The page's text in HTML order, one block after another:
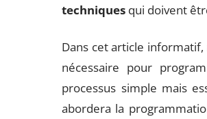
techniques qui doivent
Dans cet article
nécessaire pour
processus simple mais
abordera la